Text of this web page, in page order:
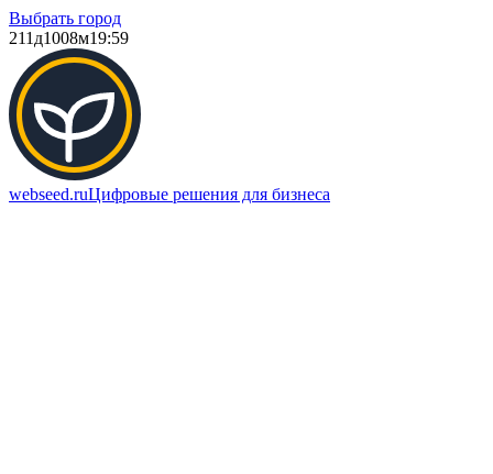
Выбрать город
211д1008м19:59
webseed.ruЦифровые решения для бизнеса